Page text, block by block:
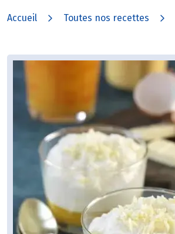
Accueil Toutes nos recettes